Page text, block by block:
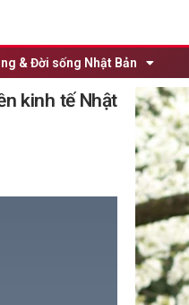
& Đời sống Nhật Bản
kinh tế Nhật